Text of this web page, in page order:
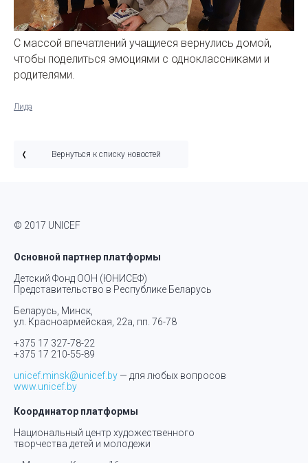
С массой впечатлений учащиеся вернулись домой,
чтобы поделиться эмоциями с одноклассниками и
родителями.
Лида
Вернуться к списку новостей
© 2017 UNICEF
Основной партнер платформы
Детский Фонд ООН (ЮНИСЕФ)
Представительство в Республике Беларусь
Беларусь, Минск,
ул. Красноармейская, 22а, пп. 76-78
+375 17 327-78-22
+375 17 210-55-89
unicef.minsk@unicef.by — для любых вопросов
www.unicef.by
Координатор платформы
Национальный центр художественного
творчества детей и молодежи